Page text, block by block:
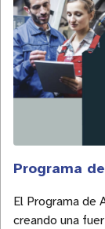
Programa
El Programa de
creando una